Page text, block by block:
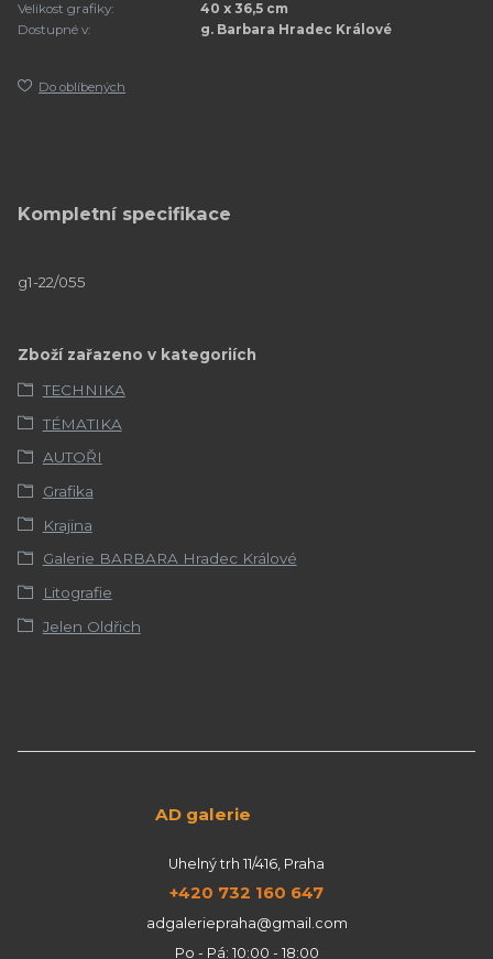
Velikost grafiky:
40 x 36,5 cm
Dostupné v:
g. Barbara Hradec Králové
Do oblíbených
Kompletní specifikace
g1-22/055
Zboží zařazeno v kategoriích
TECHNIKA
TÉMATIKA
AUTOŘI
Grafika
Krajina
Galerie BARBARA Hradec Králové
Litografie
Jelen Oldřich
AD galerie
Uhelný trh 11/416, Praha
+420 732 160 647
adgaleriepraha@gmail.com
Po - Pá: 10:00 - 18:00